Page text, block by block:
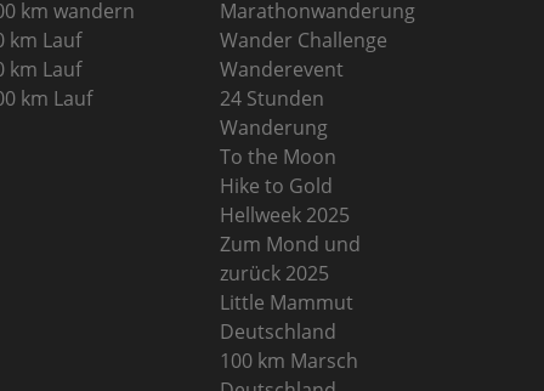
km wandern
km Lauf
km Lauf
km Lauf
Marathonwanderung
Wander Challenge
Wanderevent
24 Stunden
Wanderung
To the Moon
Hike to Gold
Hellweek 2025
Zum Mond und
zurück 2025
Little Mammut
Deutschland
100 km Marsch